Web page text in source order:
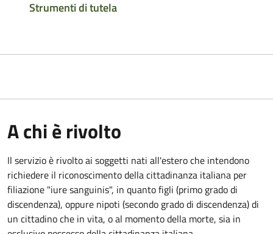
Strumenti di tutela
A chi è rivolto
Il servizio è rivolto ai soggetti nati all'estero che intendono
richiedere il riconoscimento della cittadinanza italiana per
filiazione "iure sanguinis", in quanto figli (primo grado di
discendenza), oppure nipoti (secondo grado di discendenza) di
un cittadino che in vita, o al momento della morte, sia in